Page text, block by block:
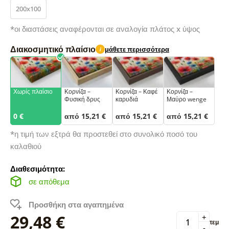
200x100
*οι διαστάσεις αναφέρονται σε αναλογία πλάτος x ύψος
Διακοσμητικό πλαίσιο i μάθετε περισσότερα
Χωρίς πλαίσιο
0 €
Κορνίζα –
Φυσική δρυς
από 15,21 €
Κορνίζα – Καφέ
καρυδιά
από 15,21 €
Κορνίζα –
Μαύρο wenge
από 15,21 €
*η τιμή των εξτρά θα προστεθεί στο συνολικό ποσό του
καλαθιού
Διαθεσιμότητα:
σε απόθεμα
Προσθήκη στα αγαπημένα
29,48 € + τεμ